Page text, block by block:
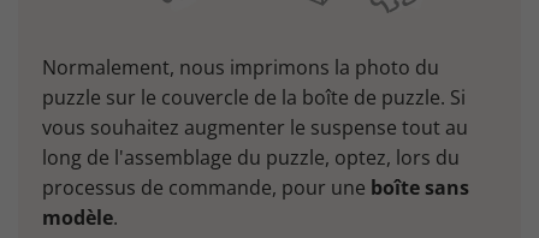
Normalement, nous imprimons la photo du
puzzle sur le couvercle de la boîte de puzzle. Si
vous souhaitez augmenter le suspense tout au
long de l'assemblage du puzzle, optez, lors du
processus de commande, pour une boîte sans
modèle.